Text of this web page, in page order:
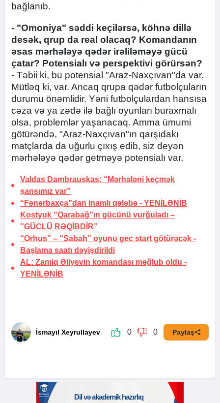
bağlanıb.
- "Omoniya" səddi keçilərsə, köhnə dillə
desək, qrup da real olacaq? Komandanın
əsas mərhələyə qədər irəliləməyə gücü
çatar? Potensialı və perspektivi görürsən?
- Təbii ki, bu potensial "Araz-Naxçıvan"da var.
Mütləq ki, var. Ancaq qrupa qədər futbolçuların
durumu önəmlidir. Yəni futbolçulardan hansısa
cəza və ya zədə ilə bağlı oyunları buraxmalı
olsa, problemlər yaşanacaq. Amma ümumi
götürəndə, "Araz-Naxçıvan"ın qarşıdakı
matçlarda da uğurlu çıxış edib, siz deyən
mərhələyə qədər getməyə potensialı var.
Valdas Dambrauskas: “Mərhələni keçmək
şansımız var”
“Fənərbaxça”dan inamlı qələbə - YENİLƏNİB
Kostyuk “Qarabağ”ın gücünü vurğuladı –
”GÜCLÜ RƏQİBDİR”
“Orhus” – “Sabah” oyunu gec start götürəcək -
Başlama saatı dəyişdirildi
AL: Zamiq Əliyevin komandası məğlub oldu -
YENİLƏNİB
İsmayıl Xeyrullayev 0 0 Paylaş